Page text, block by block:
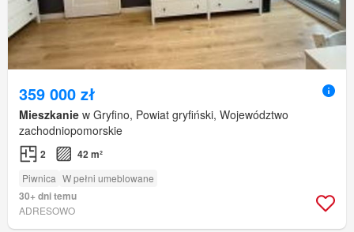
359 000 zł
Mieszkanie w Gryfino, Powiat gryfiński, Województwo
zachodniopomorskie
2 42 m²
Piwnica W pełni umeblowane
30+ dni temu
ADRESOWO